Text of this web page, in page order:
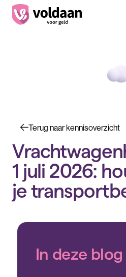
Terug naar kennisoverzicht
1 juli 2026:
je
In deze blog